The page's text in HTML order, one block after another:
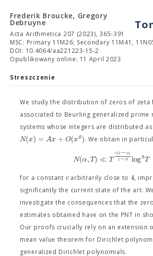
Frederik Broucke, Gregory
Debruyne
Acta Arithmetica 207 (2023), 365-391
MSC: Primary 11M26; Secondary 11M41,
DOI: 10.4064/aa221223-15-2
Opublikowany online: 11 April 2023
Streszczenie
We study the distribution of zeros of zeta
associated to Beurling generalized prime
systems whose integers are distributed as
N(x) = Ax +O(xθ). We obtain in
N(α,T) ≪ T
c(1−α)
1−θ log9T
for a constant carbitrarily close to 4,
significantly the current state of the art.
investigate the consequences that the
estimates obtained have on the PNT in
Our proofs crucially rely on an extension
mean value theorem for Dirichlet
generalized Dirichlet polynomials.